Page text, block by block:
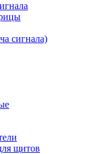
сигнала)
щитов